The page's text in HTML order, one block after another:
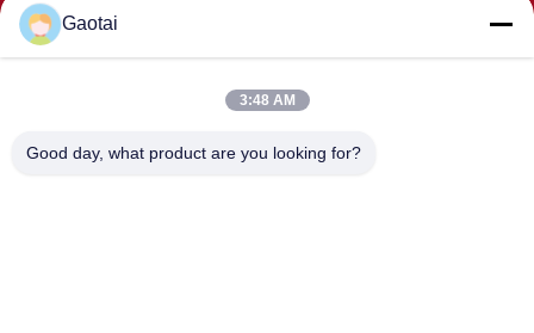
Gaotai
3:48 AM
Good day, what product are you looking for?